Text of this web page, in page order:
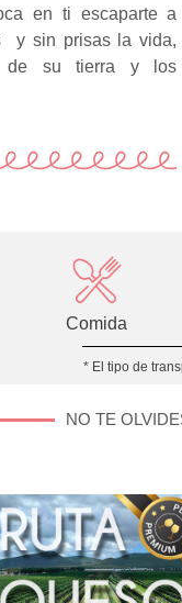
en ti escaparte a
y sin prisas la vida,
de su tierra y los
Comida
* El tipo de
NO TE